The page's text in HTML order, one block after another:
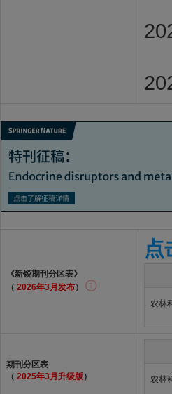
《新锐期刊分区表》
（ 2026年3月发布）
点
农林
期刊分区表
（ 2025年3月升级版 ） 农林